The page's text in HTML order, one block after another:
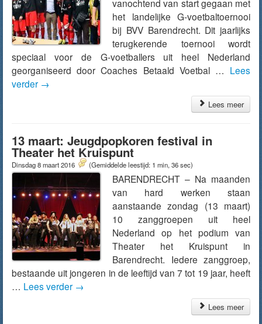
vanochtend van start gegaan met
het landelijke G-voetbaltoernooi
bij BVV Barendrecht. Dit jaarlijks
terugkerende toernooi wordt
speciaal voor de G-voetballers uit heel Nederland
georganiseerd door Coaches Betaald Voetbal … Lees
verder →
Lees meer
13 maart: Jeugdpopkoren festival in
Theater het Kruispunt
Dinsdag 8 maart 2016 (Gemiddelde leestijd: 1 min, 36 sec)
BARENDRECHT – Na maanden
van hard werken staan
aanstaande zondag (13 maart)
10 zanggroepen uit heel
Nederland op het podium van
Theater het Kruispunt in
Barendrecht. Iedere zanggroep,
bestaande uit jongeren in de leeftijd van 7 tot 19 jaar, heeft
… Lees verder →
Lees meer